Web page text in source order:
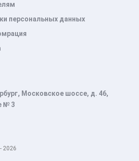
персональных данных
Московское шоссе, д. 46,
№ 3
2026